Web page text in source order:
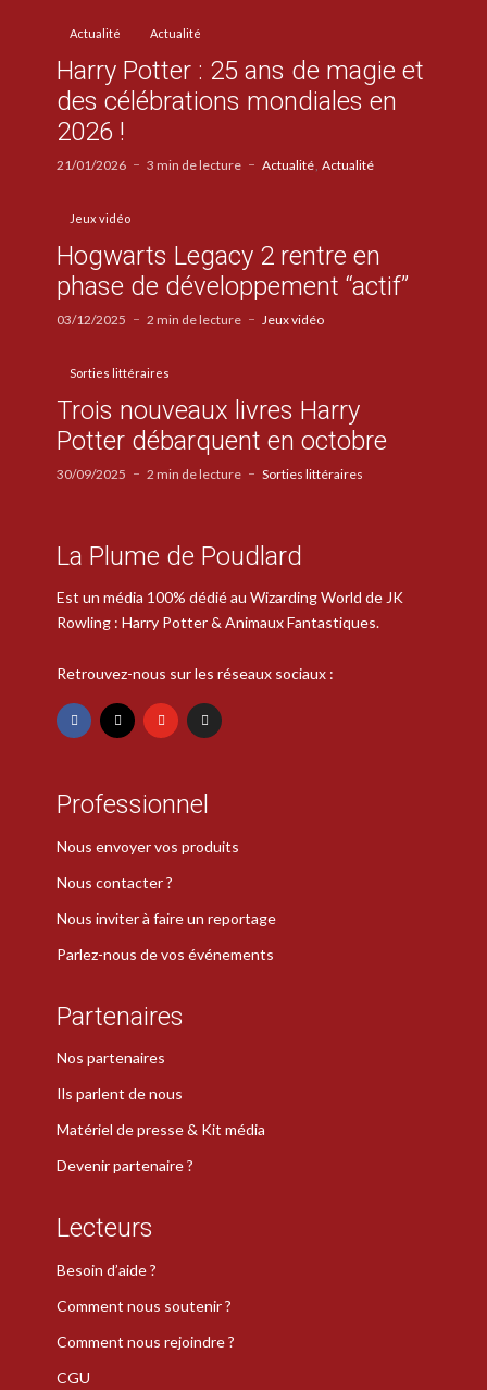
Actualité Actualité
Harry Potter : 25 ans de magie et
des célébrations mondiales en
2026 !
21/01/2026 3 min de lecture Actualité Actualité
Jeux vidéo
Hogwarts Legacy 2 rentre en
phase de développement “actif”
03/12/2025 2 min de lecture Jeux vidéo
Sorties littéraires
Trois nouveaux livres Harry
Potter débarquent en octobre
30/09/2025 2 min de lecture Sorties littéraires
La Plume de Poudlard
Est un média 100% dédié au Wizarding World de JK
Rowling : Harry Potter & Animaux Fantastiques.
Retrouvez-nous sur les réseaux sociaux :
Professionnel
Nous envoyer vos produits
Nous contacter ?
Nous inviter à faire un reportage
Parlez-nous de vos événements
Partenaires
Nos partenaires
Ils parlent de nous
Matériel de presse & Kit média
Devenir partenaire ?
Lecteurs
Besoin d’aide ?
Comment nous soutenir ?
Comment nous rejoindre ?
CGU